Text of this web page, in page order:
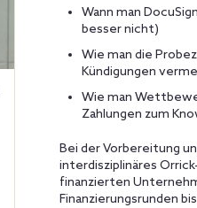
Wann man
besser nicht)
Wie man die
Kündigungen
Wie man
Zahlungen zum
Bei der Vorbereitung
interdisziplinäres
finanzierten
Finanzierungsrunden